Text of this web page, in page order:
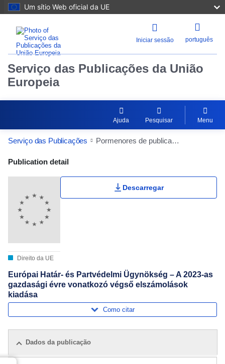
Um sítio Web oficial da UE
Iniciar sessão português
Serviço das Publicações da União
Europeia
Ajuda Pesquisar Menu
Serviço das Publicações Pormenores de publicação
Publication Detail Actions Portlet
Publication detail
Direito da UE
Descarregar
Európai Határ- és Partvédelmi Ügynökség – A 2023-as
gazdasági évre vonatkozó végső elszámolások
kiadása
Como citar
Dados da publicação